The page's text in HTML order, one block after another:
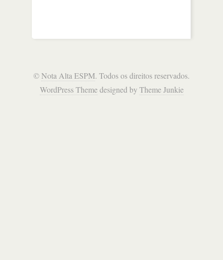
©Nota Alta ESPM. Todos os direitos reservados.
WordPress Themedesigned by Theme Junkie